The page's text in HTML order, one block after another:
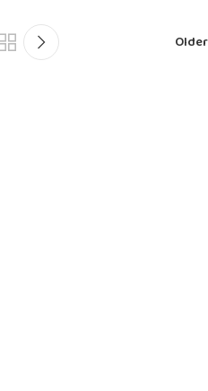
Older